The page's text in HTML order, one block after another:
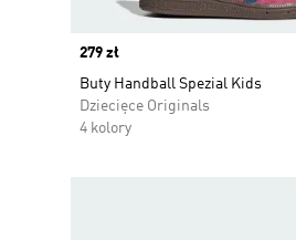
Price
279 zł
Buty Handball Spezial Kids
Dziecięce Originals
4 kolory